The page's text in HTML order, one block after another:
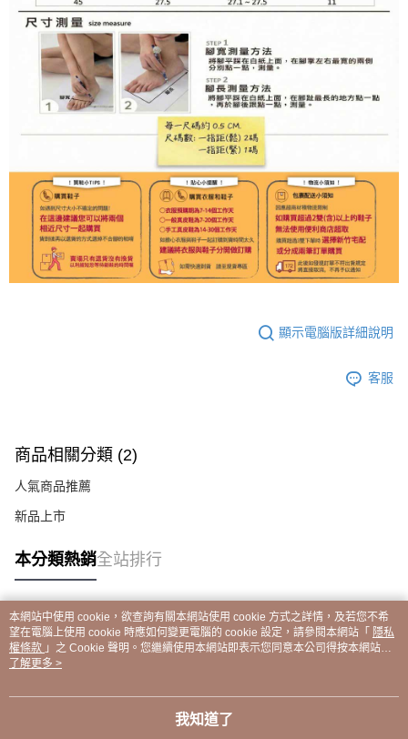
顯示電腦版詳細說明
客服
商品相關分類 (2)
人氣商品推薦
新品上市
本分類熱銷全站排行
熱門標籤
本網站中使用 cookie，欲查詢有關本網站使用 cookie 方式之詳情，及若您不希
望在電腦上使用 cookie 時應如何變更電腦的 cookie 設定，請參閱本網站「 隱私
權條款 」之 Cookie 聲明。您繼續使用本網站即表示您同意本公司得按本網站使
用條款之 Cookie 聲明使用 cookie。
了解更多 >
我知道了